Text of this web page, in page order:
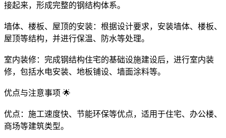
接起来，形成完整的钢结构体系。
墙体、楼板、屋顶的安装：根据设计要求，安装墙体、楼板、
屋顶等结构，并进行保温、防水等处理。
室内装修：完成钢结构住宅的基础设施建设后，进行室内装
修，包括水电安装、地板铺设、墙面涂料等。
优点与注意事项 🌟
优点：施工速度快、节能环保等优点，适用于住宅、办公楼、
商场等建筑类型。